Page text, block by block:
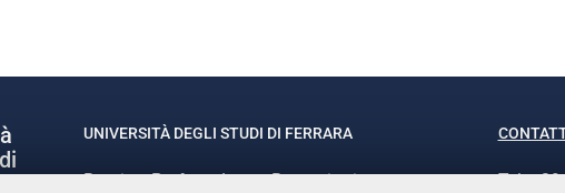
UNIVERSITÀ DEGLI STUDI DI FERRARA
Rettrice: Prof.ssa Laura Ramaciotti
Tel.